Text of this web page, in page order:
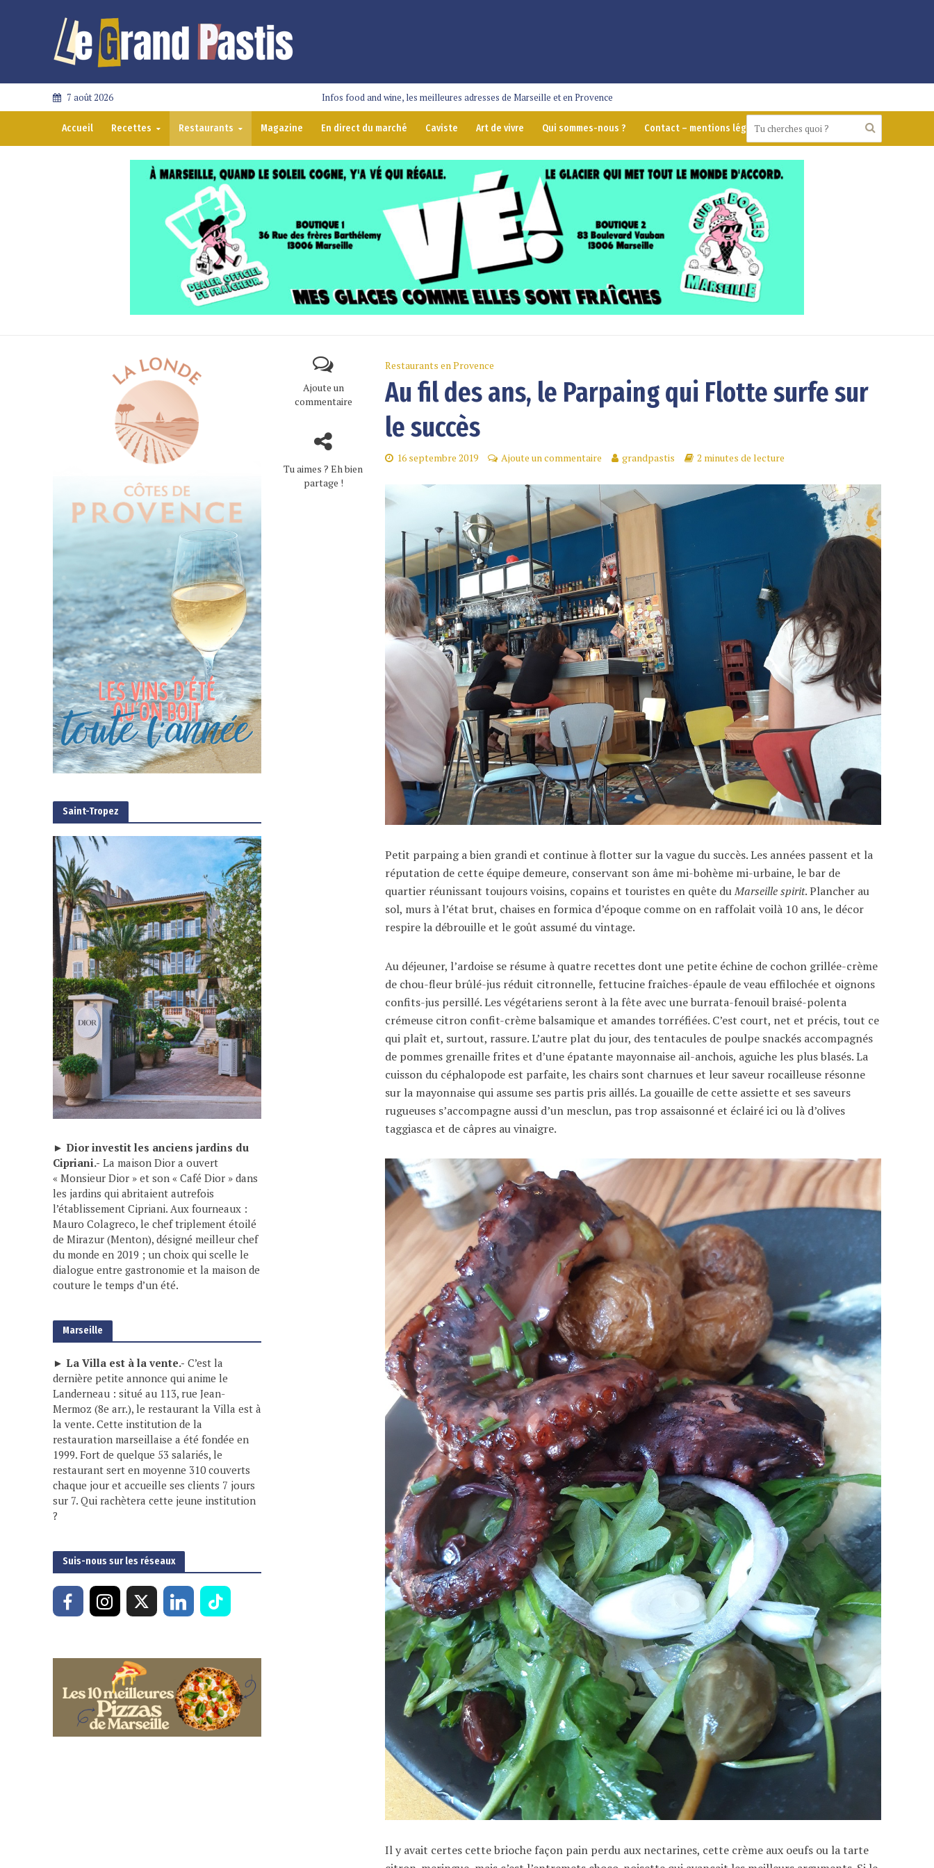
7 août 2026 Infos food and wine, les meilleures adresses de Marseille et en Provence
Accueil Recettes Restaurants Magazine En direct du marché Caviste Art de vivre Qui sommes-nous ? Contact – mentions légales
Saint-Tropez
► Dior investit les anciens jardins du
Cipriani.- La maison Dior a ouvert
« Monsieur Dior » et son « Café Dior » dans
les jardins qui abritaient autrefois
l’établissement Cipriani. Aux fourneaux :
Mauro Colagreco, le chef triplement étoilé
de Mirazur (Menton), désigné meilleur chef
du monde en 2019 ; un choix qui scelle le
dialogue entre gastronomie et la maison de
couture le temps d’un été.
Marseille
► La Villa est à la vente.- C’est la
dernière petite annonce qui anime le
Landerneau : situé au 113, rue Jean-
Mermoz (8e arr.), le restaurant la Villa est à
la vente. Cette institution de la
restauration marseillaise a été fondée en
1999. Fort de quelque 53 salariés, le
restaurant sert en moyenne 310 couverts
chaque jour et accueille ses clients 7 jours
sur 7. Qui rachètera cette jeune institution
?
Suis-nous sur les réseaux
Ajoute un
commentaire
Tu aimes ? Eh bien
partage !
Restaurants en Provence
Au fil des ans, le Parpaing qui Flotte surfe sur
le succès
16 septembre 2019 Ajoute un commentaire grandpastis 2 minutes de lecture
Petit parpaing a bien grandi et continue à flotter sur la vague du succès. Les années passent et la
réputation de cette équipe demeure, conservant son âme mi-bohème mi-urbaine, le bar de
quartier réunissant toujours voisins, copains et touristes en quête duMarseille spirit. Plancher au
sol, murs à l’état brut, chaises en formica d’époque comme on en raffolait voilà 10 ans, le décor
respire la débrouille et le goût assumé du vintage.
Au déjeuner, l’ardoise se résume à quatre recettes dont une petite échine de cochon grillée-crème
de chou-fleur brûlé-jus réduit citronnelle, fettucine fraîches-épaule de veau effilochée et oignons
confits-jus persillé. Les végétariens seront à la fête avec une burrata-fenouil braisé-polenta
crémeuse citron confit-crème balsamique et amandes torréfiées. C’est court, net et précis, tout ce
qui plaît et, surtout, rassure. L’autre plat du jour, des tentacules de poulpe snackés accompagnés
de pommes grenaille frites et d’une épatante mayonnaise ail-anchois, aguiche les plus blasés. La
cuisson du céphalopode est parfaite, les chairs sont charnues et leur saveur rocailleuse résonne
sur la mayonnaise qui assume ses partis pris aillés. La gouaille de cette assiette et ses saveurs
rugueuses s’accompagne aussi d’un mesclun, pas trop assaisonné et éclairé ici ou là d’olives
taggiasca et de câpres au vinaigre.
Il y avait certes cette brioche façon pain perdu aux nectarines, cette crème aux oeufs ou la tarte